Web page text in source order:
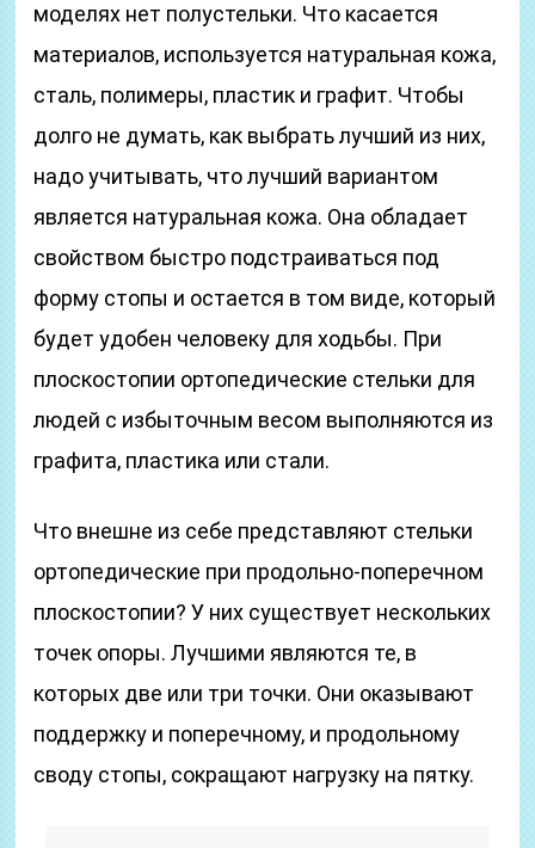
моделях нет полустельки. Что касается
материалов, используется натуральная кожа,
сталь, полимеры, пластик и графит. Чтобы
долго не думать, как выбрать лучший из них,
надо учитывать, что лучший вариантом
является натуральная кожа. Она обладает
свойством быстро подстраиваться под
форму стопы и остается в том виде, который
будет удобен человеку для ходьбы. При
плоскостопии ортопедические стельки для
людей с избыточным весом выполняются из
графита, пластика или стали.
Что внешне из себе представляют стельки
ортопедические при продольно-поперечном
плоскостопии? У них существует нескольких
точек опоры. Лучшими являются те, в
которых две или три точки. Они оказывают
поддержку и поперечному, и продольному
своду стопы, сокращают нагрузку на пятку.